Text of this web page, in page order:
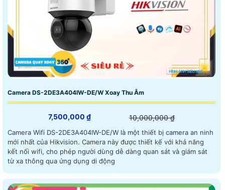
Camera DS-2DE3A404IW-DE/W Xoay Thu Âm
7,500,000 ₫ 10,000,000 ₫
Camera Wifi DS-2DE3A404IW-DE/W là một thiết bị camera an ninh
mới nhất của Hikvision. Camera này được thiết kế với khả năng
kết nối wifi, cho phép người dùng dễ dàng quan sát và giám sát
từ xa thông qua ứng dụng di động